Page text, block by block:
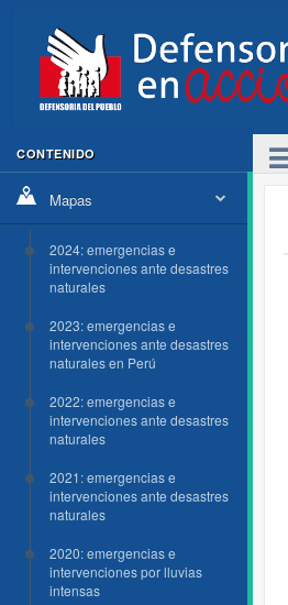
CONTENIDO
Mapas
2024: emergencias e
intervenciones ante desastres
naturales
2023: emergencias e
intervenciones ante desastres
naturales en Perú
2022: emergencias e
intervenciones ante desastres
naturales
2021: emergencias e
intervenciones ante desastres
naturales
2020: emergencias e
intervenciones por lluvias
intensas